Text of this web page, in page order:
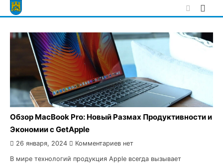
Skip
to
Обзор MacBook Pro: Новый Размах Продуктивности и
Экономии с GetApple
26 января, 2024 Комментариев нет
В мире технологий продукция Apple всегда вызывает